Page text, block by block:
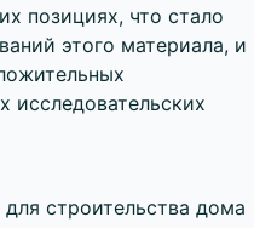
позициях, что стало
этого материала, и
исследовательских
строительства дома